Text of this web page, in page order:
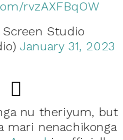
rvzAXFBqOW
Studio
January 31, 2023
nu theriyum, but
mari nenachikonga